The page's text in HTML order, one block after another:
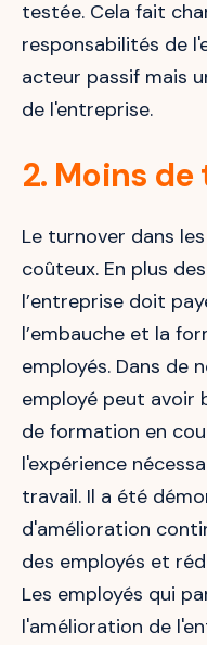
testée. Cela fait
responsabilités de
acteur passif mais
de l'entreprise.
2. Moins
Le turnover dans
coûteux. En plus
l’entreprise doit
l’embauche et la
employés. Dans de
employé peut avoir
de formation en
l'expérience
travail. Il a été
d'amélioration
des employés et
Les employés qui
l'amélioration de